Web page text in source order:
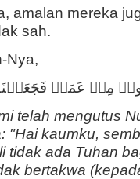
amalan mereka
sah.
Nya,
مِنۡ عَمَلࣲ
telah mengutus
"Hai kaumku,
tidak ada Tuhan
bertakwa